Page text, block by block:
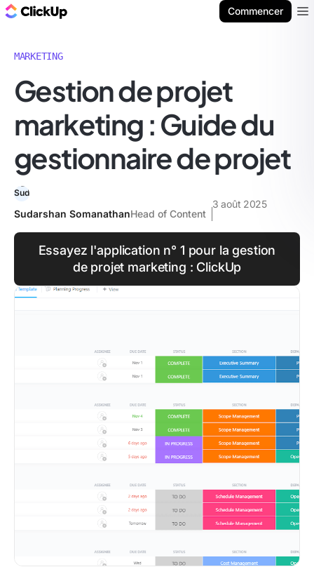
Commencer
MARKETING
Gestion de projet
marketing : Guide du
gestionnaire de projet
Sudarshan SomanathanHead of Content
3 août 2025
Essayez l'application n° 1 pour la gestion
de projet marketing : ClickUp